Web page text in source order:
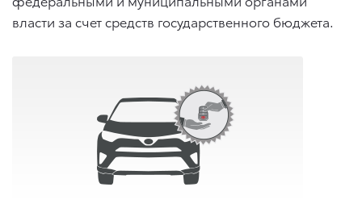
власти за счет средств государственного бюджета.